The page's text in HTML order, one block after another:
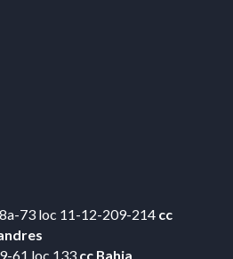
73 loc 11-12-209-214 cc
61 loc 133 cc Bahia